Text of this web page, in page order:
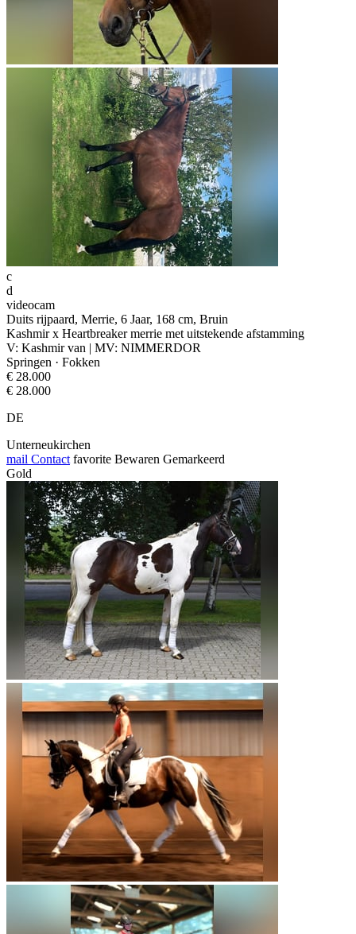
c
d
videocam
Duits rijpaard, Merrie, 6 Jaar, 168 cm, Bruin
Kashmir x Heartbreaker merrie met uitstekende afstamming
V: Kashmir van | MV: NIMMERDOR
Springen · Fokken
€ 28.000
€ 28.000
DE
Unterneukirchen
mail Contact favorite Bewaren Gemarkeerd
Gold